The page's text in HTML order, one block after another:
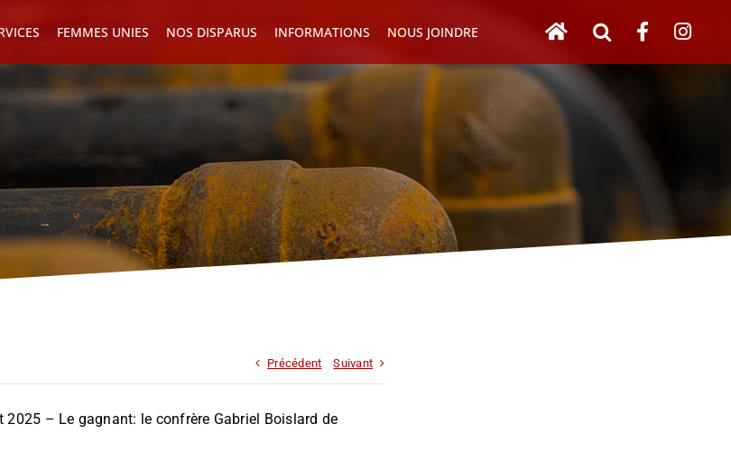
FEMMES UNIES NOS DISPARUS INFORMATIONS NOUS JOINDRE
Précédent Suivant
2025 – Le gagnant: le confrère Gabriel Boislard de